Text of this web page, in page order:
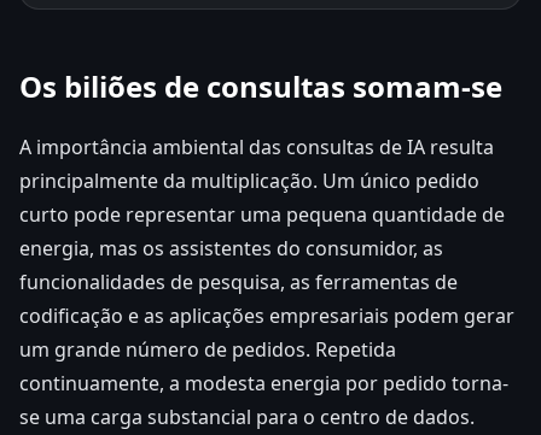
Os biliões de consultas somam-se
A importância ambiental das consultas de IA resulta
principalmente da multiplicação. Um único pedido
curto pode representar uma pequena quantidade de
energia, mas os assistentes do consumidor, as
funcionalidades de pesquisa, as ferramentas de
codificação e as aplicações empresariais podem gerar
um grande número de pedidos. Repetida
continuamente, a modesta energia por pedido torna-
se uma carga substancial para o centro de dados.